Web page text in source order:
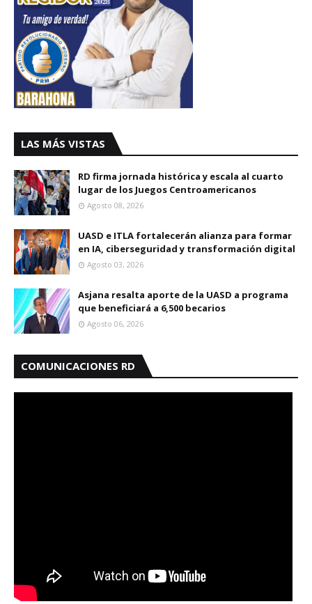
LAS MÁS VISTAS
RD firma jornada histórica y escala al cuarto
lugar de los Juegos Centroamericanos
Agosto 08, 2026
UASD e ITLA fortalecerán alianza para formar
en IA, ciberseguridad y transformación digital
Agosto 03, 2026
Asjana resalta aporte de la UASD a programa
que beneficiará a 6,500 becarios
Agosto 06, 2026
COMUNICACIONES RD